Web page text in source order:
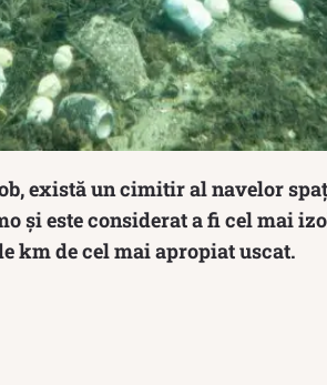
există un cimitir al navelor
și este considerat a fi cel mai
km de cel mai apropiat uscat.